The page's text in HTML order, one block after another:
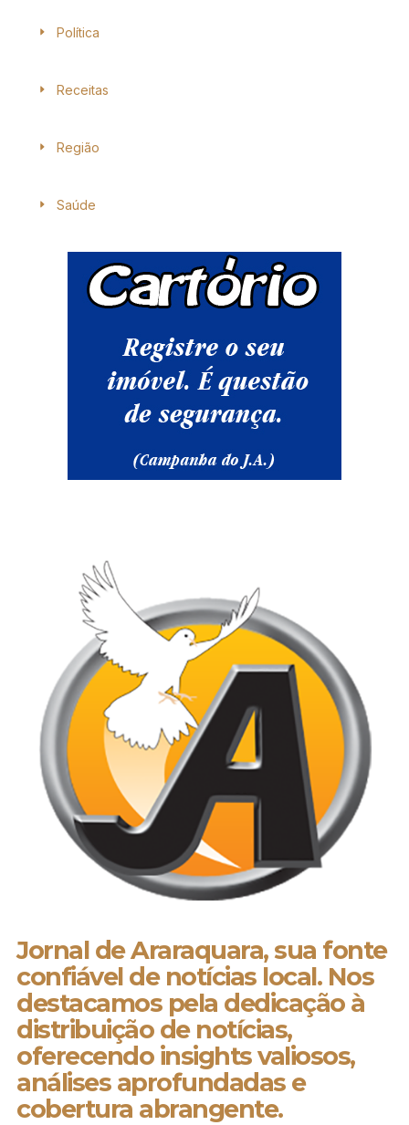
Política
Receitas
Região
Saúde
Jornal de Araraquara, sua fonte
confiável de notícias local. Nos
destacamos pela dedicação à
distribuição de notícias,
oferecendo insights valiosos,
análises aprofundadas e
cobertura abrangente.